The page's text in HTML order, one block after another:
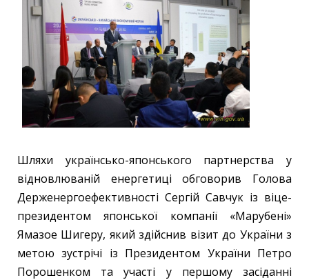
Шляхи українсько-японського партнерства у
відновлюваній енергетиці обговорив Голова
Держенергоефективності Сергій Савчук із віце-
президентом японської компанії «Марубені»
Ямазое Шигеру, який здійснив візит до України з
метою зустрічі із Президентом України Петро
Порошенком та участі у першому засіданні